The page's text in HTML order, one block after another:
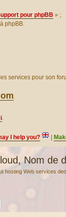
pour phpBB » ;
phpBB.
services pour son
.
.
I help you?
Nom de
hosting Web services